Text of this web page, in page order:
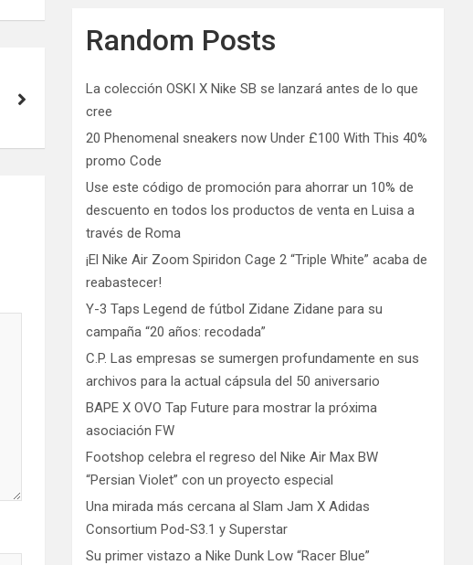
Random Posts
La colección OSKI X Nike SB se lanzará antes de lo que
cree
20 Phenomenal sneakers now Under £100 With This 40%
promo Code
Use este código de promoción para ahorrar un 10% de
descuento en todos los productos de venta en Luisa a
través de Roma
¡El Nike Air Zoom Spiridon Cage 2 “Triple White” acaba de
reabastecer!
Y-3 Taps Legend de fútbol Zidane Zidane para su
campaña “20 años: recodada”
C.P. Las empresas se sumergen profundamente en sus
archivos para la actual cápsula del 50 aniversario
BAPE X OVO Tap Future para mostrar la próxima
asociación FW
Footshop celebra el regreso del Nike Air Max BW
“Persian Violet” con un proyecto especial
Una mirada más cercana al Slam Jam X Adidas
Consortium Pod-S3.1 y Superstar
Su primer vistazo a Nike Dunk Low “Racer Blue”